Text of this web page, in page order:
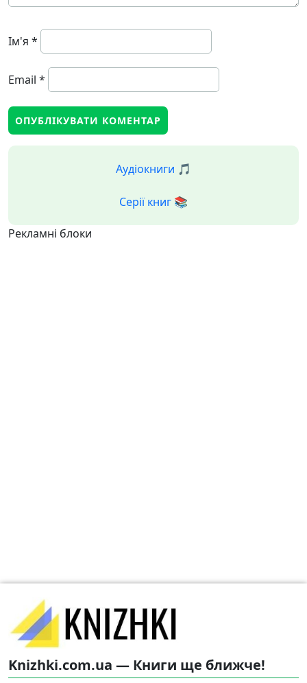
Ім'я *
Email *
Аудіокниги 🎵
Серії книг 📚
Рекламні блоки
Knizhki.com.ua — Книги ще ближче!